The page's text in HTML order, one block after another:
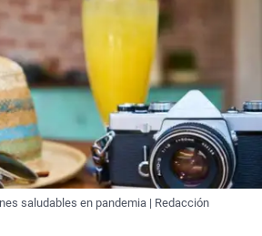
saludables en pandemia | Redacción